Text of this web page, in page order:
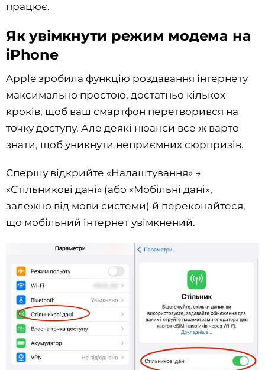
працює.
Як увімкнути режим модема на
iPhone
Apple зробила функцію роздавання інтернету
максимально простою, достатньо кількох
кроків, щоб ваш смартфон перетворився на
точку доступу. Але деякі нюанси все ж варто
знати, щоб уникнути неприємних сюрпризів.
Спершу відкрийте «Налаштування» →
«Стільникові дані» (або «Мобільні дані»,
залежно від мови системи) й переконайтеся,
що мобільний інтернет увімкнений.